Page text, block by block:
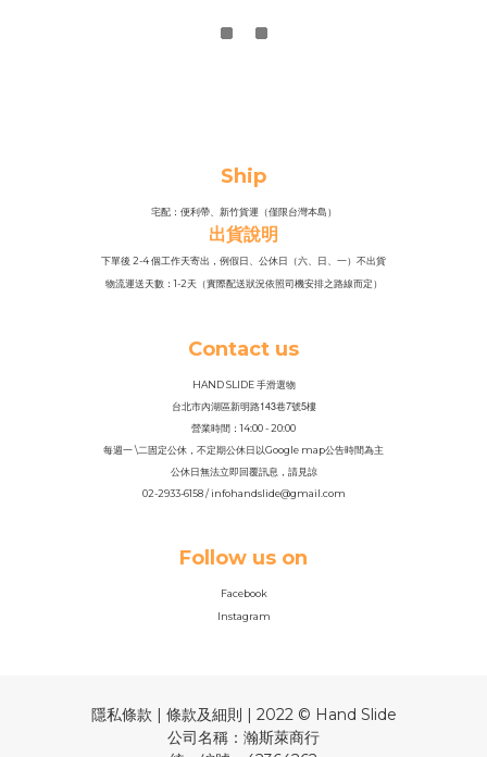
Ship
宅配：便利帶、新竹貨運（僅限台灣本島）
出貨說明
下單後 2-4 個工作天寄出，例假日、公休日（六、日、一）不出貨
物流運送天數：1-2天（實際配送狀況依照司機安排之路線而定）
Contact us
HAND SLIDE 手滑選物
台北市內湖區新明路143巷7號5樓
營業時間：14:00 - 20:00
每週一 \二固定公休，不定期公休日以Google map公告時間為主
公休日無法立即回覆訊息，請見諒
02-2933-6158 / infohandslide@gmail.com
Follow us on
Facebook
Instagram
隱私條款 | 條款及細則 | 2022 © Hand Slide
公司名稱：瀚斯萊商行